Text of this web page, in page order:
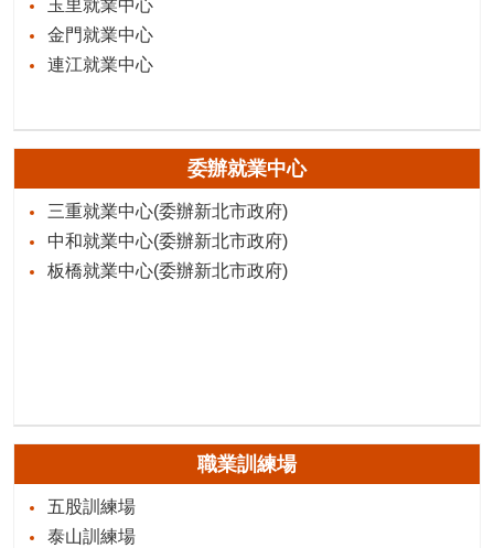
玉里就業中心
金門就業中心
連江就業中心
委辦就業中心
三重就業中心(委辦新北市政府)
中和就業中心(委辦新北市政府)
板橋就業中心(委辦新北市政府)
職業訓練場
五股訓練場
泰山訓練場